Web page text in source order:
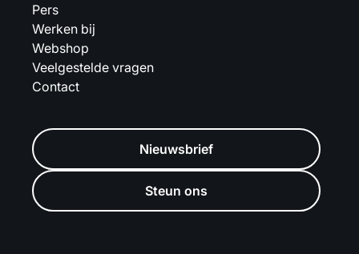
Pers
Werken bij
Webshop
Veelgestelde vragen
Contact
Nieuwsbrief
Steun ons